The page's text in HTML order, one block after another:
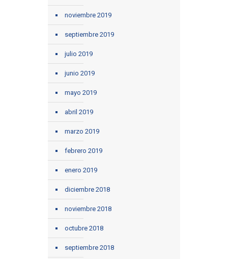
noviembre 2019
septiembre 2019
julio 2019
junio 2019
mayo 2019
abril 2019
marzo 2019
febrero 2019
enero 2019
diciembre 2018
noviembre 2018
octubre 2018
septiembre 2018